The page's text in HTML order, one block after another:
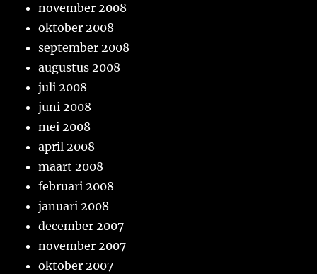
november 2008
oktober 2008
september 2008
augustus 2008
juli 2008
juni 2008
mei 2008
april 2008
maart 2008
februari 2008
januari 2008
december 2007
november 2007
oktober 2007